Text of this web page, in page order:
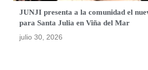
JUNJI presenta a la comunidad el
para Santa Julia en Viña del Mar
julio 30, 2026